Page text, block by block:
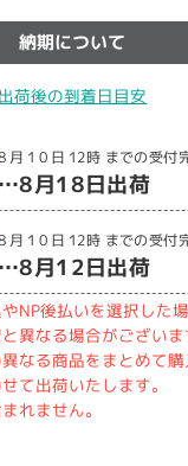
納期について
出荷後の到着日目安
月10日 12時 までの受付
…8月18日出荷
月10日 12時 までの受付
…8月12日出荷
NP後払いを選択した
異なる場合がございま
なる商品をまとめて
て出荷いたします。
れません。